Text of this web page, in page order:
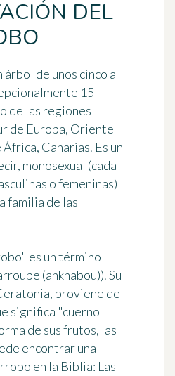
DEL
árbol de unos cinco a
15
de las regiones
de Europa, Oriente
Canarias. Es un
monosexual (cada
o femeninas)
familia de las
es un término
(ahkhabou)). Su
, proviene del
significa "cuerno
de sus frutos, las
encontrar una
en la Biblia: Las